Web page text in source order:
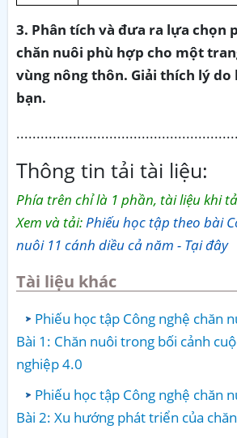
3. Phân tích và đưa ra lựa chọn
chăn nuôi phù hợp cho một
vùng nông thôn. Giải thích lý do
bạn.
Thông tin tải tài liệu:
Phía trên chỉ là 1 phần, tài liệu khi
Xem và tải: Phiếu học tập theo bài
nuôi 11 cánh diều cả năm - Tại đây
Tài liệu khác
Phiếu học tập Công nghệ chăn
Bài 1: Chăn nuôi trong bối cảnh
nghiệp 4.0
Phiếu học tập Công nghệ chăn
Bài 2: Xu hướng phát triển của